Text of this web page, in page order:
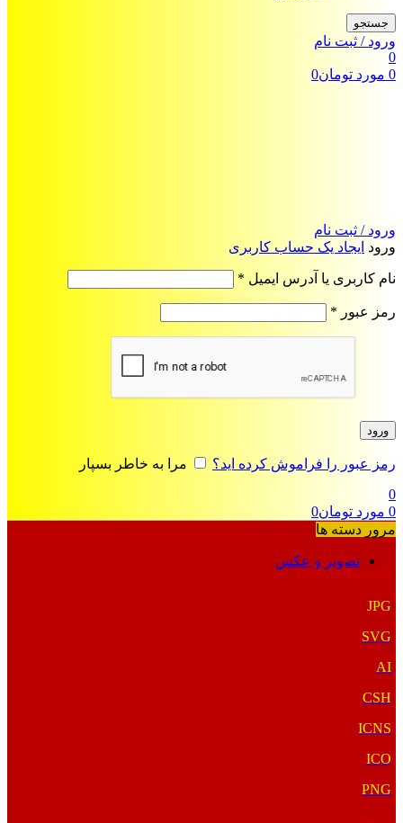
جستجو
ورود / ثبت نام
0
0 مورد تومان0
ورود / ثبت نام
ورود ایجاد یک حساب کاربری
نام کاربری یا آدرس ایمیل *
رمز عبور *
ورود
رمز عبور را فراموش کرده اید؟
مرا به خاطر بسپار
0
0 مورد تومان0
مرور دسته ها
تصویر و عکس
فرمت‌های خاص
JPG
SVG
AI
CSH
ICNS
ICO
PNG